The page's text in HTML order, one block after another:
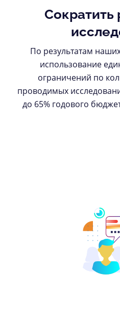
Сократить
По результатам
использование
ограничений по
проводимых
до 65% годового